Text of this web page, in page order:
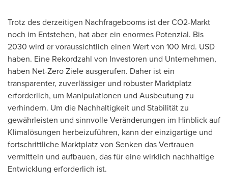
Trotz des derzeitigen Nachfragebooms ist der CO2-Markt
noch im Entstehen, hat aber ein enormes Potenzial. Bis
2030 wird er voraussichtlich einen Wert von 100 Mrd. USD
haben. Eine Rekordzahl von Investoren und Unternehmen,
haben Net-Zero Ziele ausgerufen. Daher ist ein
transparenter, zuverlässiger und robuster Marktplatz
erforderlich, um Manipulationen und Ausbeutung zu
verhindern. Um die Nachhaltigkeit und Stabilität zu
gewährleisten und sinnvolle Veränderungen im Hinblick auf
Klimalösungen herbeizuführen, kann der einzigartige und
fortschrittliche Marktplatz von Senken das Vertrauen
vermitteln und aufbauen, das für eine wirklich nachhaltige
Entwicklung erforderlich ist.